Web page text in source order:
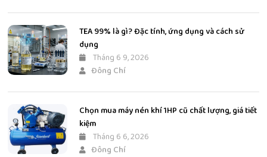
TEA 99% là gì? Đặc tính, ứng dụng và cách sử
dụng
Tháng 6 9, 2026
Đông Chí
Chọn mua máy nén khí 1HP cũ chất lượng, giá tiết
kiệm
Tháng 6 6, 2026
Đông Chí